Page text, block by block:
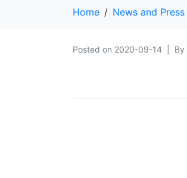
Home News and Press
Posted on 2020-09-14 By